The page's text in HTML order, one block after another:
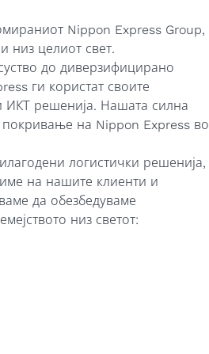
Nippon Express Group,
низ целиот свет.
до диверзифицирано
ги користат своите
ИКТ решенија. Нашата силна
на Nippon Express во
логистички решенија,
на нашите клиенти и
да обезбедуваме
низ светот: